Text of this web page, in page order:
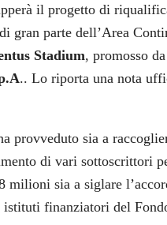
il progetto di
gran parte dell’Area
Stadium, promosso da
.. Lo riporta una nota
provveduto sia a
di vari sottoscrittori
milioni sia a siglare
finanziatori del